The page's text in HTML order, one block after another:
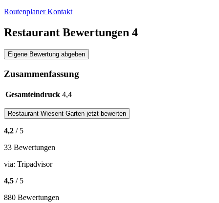
RoutenplanerKontakt
Restaurant Bewertungen 4
Eigene Bewertung abgeben
Zusammenfassung
Gesamteindruck 4,4
Restaurant Wiesent-Garten jetzt bewerten
4,2 / 5
33 Bewertungen
via: Tripadvisor
4,5 / 5
880 Bewertungen